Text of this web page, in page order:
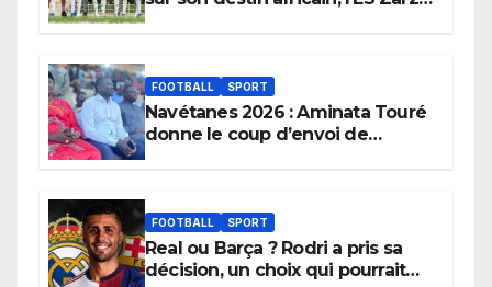
FOOTBALL SPORT
Navétanes 2026 : Aminata Touré
donne le coup d’envoi de
apaisées.
FOOTBALL SPORT
Real ou Barça ? Rodri a pris sa
décision, un choix qui pourrait